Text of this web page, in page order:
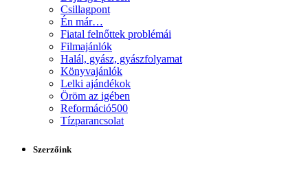
Csillagpont
Én már…
Fiatal felnőttek problémái
Filmajánlók
Halál, gyász, gyászfolyamat
Könyvajánlók
Lelki ajándékok
Öröm az igében
Reformáció500
Tízparancsolat
Szerzőink